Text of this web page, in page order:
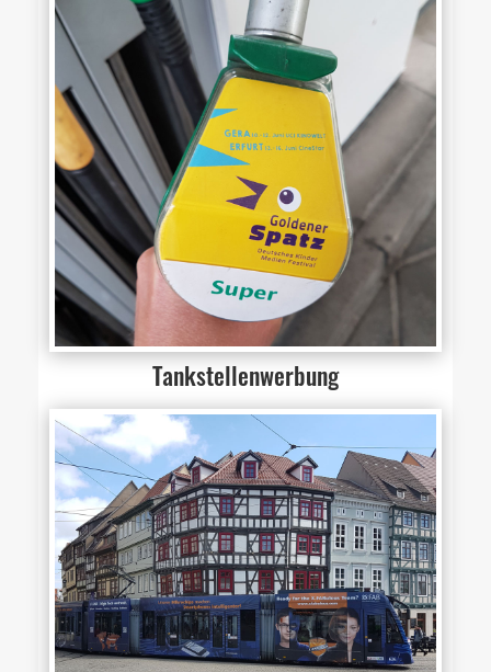
Tankstellenwerbung